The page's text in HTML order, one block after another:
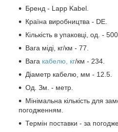
Бренд - Lapp Kabel.
Країна виробництва - DE.
Кількість в упаковці, од. -
Вага міді, кг/км - 77.
Вага кабелю, кг/км - 234.
Діаметр кабелю, мм - 12.5.
Од. Зм. - метр.
Мінімальна кількість для
погодженням.
Термін поставки - за